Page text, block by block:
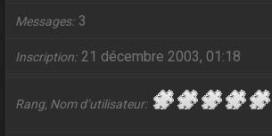
Messages 3
Inscription 21 décembre 2003, 01:18
Rang, Nom d’utilisateur